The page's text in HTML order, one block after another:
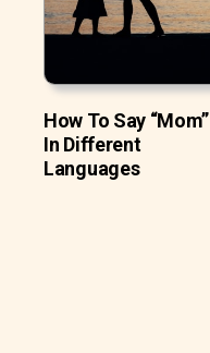
How To Say “Mom”
In Different
Languages